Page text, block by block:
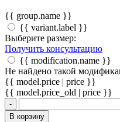
{{ group.name }}
{{ variant.label }}
Выберите размер:
Получить консультацию
{{ modification.name }}
Не найдено такой
{{ model.price | price }}
{{ model.price_old | price }}
-
В корзину